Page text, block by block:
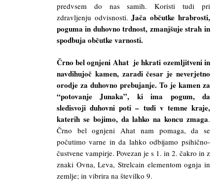
predvsem do nas samih. Koristi tudi pri
zdravljenju odvisnosti.Jača občutke hrabrosti,
poguma in duhovno trdnost, zmanjšuje strah in
spodbuja občutke varnosti.
Črno bel ognjeni Ahat je hkrati ozemljitveni in
navdihujoč kamen, zaradi česar je neverjetno
orodje za duhovno prebujanje. To je kamen za
“potovanje Junaka”, ki ima pogum, da
sledisvoji duhovni poti – tudi v temne kraje,
katerih se bojimo, da lahko na koncu zmaga.
Črno bel ognjeni Ahat nam pomaga, da se
počutimo varne in da lahko odbijamo psihično-
čustvene vampirje. Povezan je s 1. in 2. čakro in z
znaki Ovna, Leva, Strelcain elementom ognja in
zemlje; in vibrira na številko 9.